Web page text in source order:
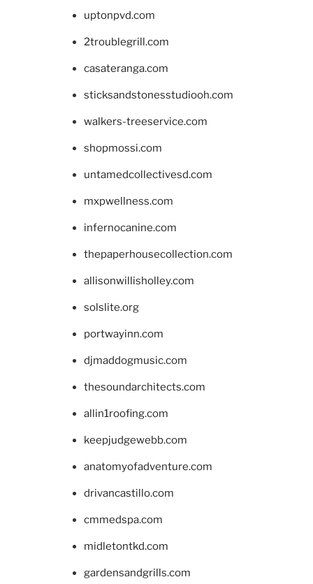
uptonpvd.com
2troublegrill.com
casateranga.com
sticksandstonesstudiooh.com
walkers-treeservice.com
shopmossi.com
untamedcollectivesd.com
mxpwellness.com
infernocanine.com
thepaperhousecollection.com
allisonwillisholley.com
solslite.org
portwayinn.com
djmaddogmusic.com
thesoundarchitects.com
allin1roofing.com
keepjudgewebb.com
anatomyofadventure.com
drivancastillo.com
cmmedspa.com
midletontkd.com
gardensandgrills.com